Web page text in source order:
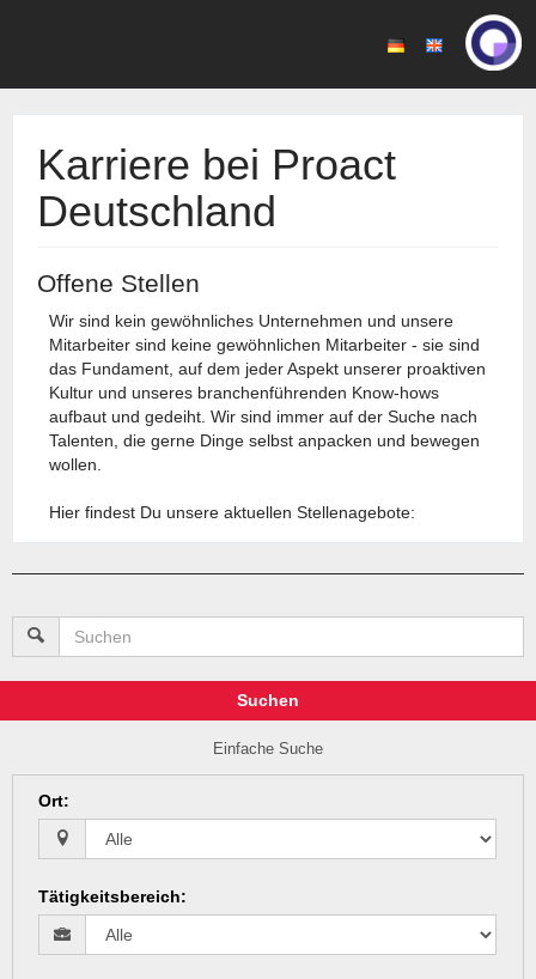
Karriere bei Proact
Deutschland
Offene Stellen
Wir sind kein gewöhnliches Unternehmen und unsere
Mitarbeiter sind keine gewöhnlichen Mitarbeiter - sie sind
das Fundament, auf dem jeder Aspekt unserer proaktiven
Kultur und unseres branchenführenden Know-hows
aufbaut und gedeiht. Wir sind immer auf der Suche nach
Talenten, die gerne Dinge selbst anpacken und bewegen
wollen.
Hier findest Du unsere aktuellen Stellenagebote:
Suchen
Einfache Suche
Ort:
Tätigkeitsbereich: